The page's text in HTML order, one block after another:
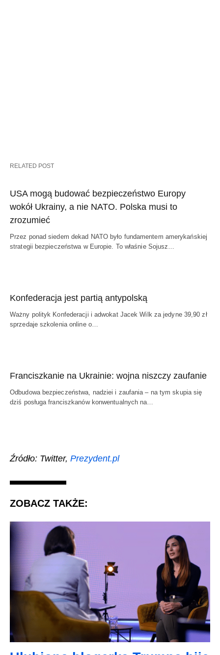
RELATED POST
USA mogą budować bezpieczeństwo Europy
wokół Ukrainy, a nie NATO. Polska musi to
zrozumieć
Przez ponad siedem dekad NATO było fundamentem amerykańskiej
strategii bezpieczeństwa w Europie. To właśnie Sojusz…
Konfederacja jest partią antypolską
Ważny polityk Konfederacji i adwokat Jacek Wilk za jedyne 39,90 zł
sprzedaje szkolenia online o…
Franciszkanie na Ukrainie: wojna niszczy zaufanie
Odbudowa bezpieczeństwa, nadziei i zaufania – na tym skupia się
dziś posługa franciszkanów konwentualnych na…
Źródło: Twitter, Prezydent.pl
ZOBACZ TAKŻE: